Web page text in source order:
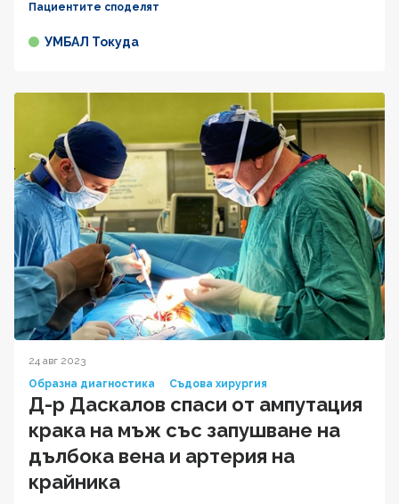
Пациентите споделят
УМБАЛ Токуда
24 авг 2023
Образна диагностика
Съдова хирургия
Д-р Даскалов спаси от ампутация
крака на мъж със запушване на
дълбока вена и артерия на
крайника